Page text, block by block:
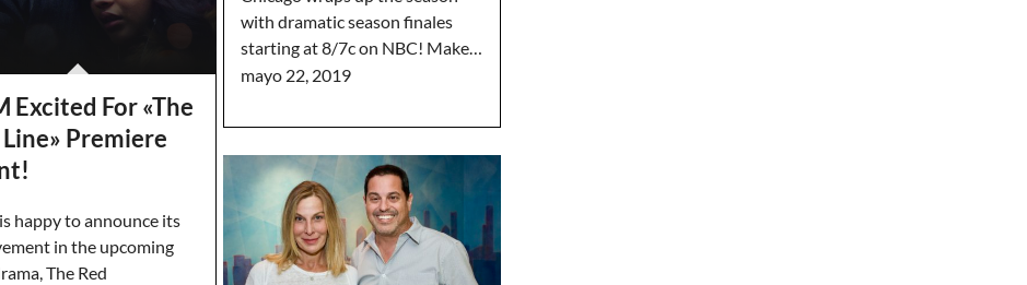
with dramatic season finales
starting at 8/7c on NBC! Make…
mayo 22, 2019
Excited For «The
Line» Premiere
happy to announce its
in the upcoming
The Red